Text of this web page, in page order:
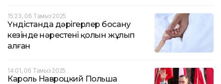
15:23, 06 Тамыз 2025
Үндістанда дәрігерлер босану
кезінде нәрестенің қолын жұлып
алған
14:01, 06 Тамыз 2025
Кароль Навроцкий Польша